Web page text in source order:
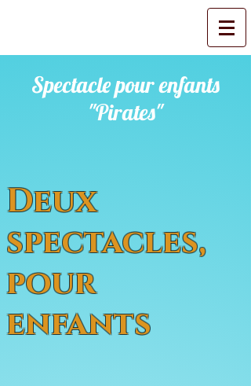
Spectacle pour enfants
"Pirates"
Deux
spectacles,
pour
enfants